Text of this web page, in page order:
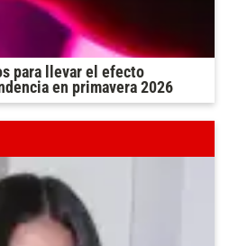
para llevar el efecto
en primavera 2026